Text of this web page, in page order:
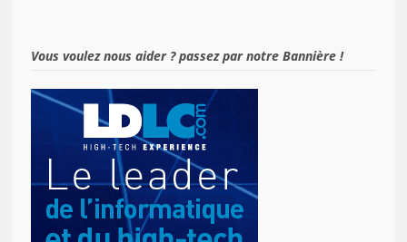
Vous voulez nous aider ? passez par notre Bannière !